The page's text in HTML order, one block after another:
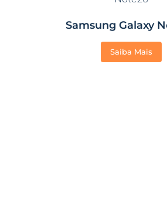
Samsung Galaxy
Saiba Mais